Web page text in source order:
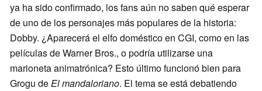
ya ha sido confirmado, los fans aún no saben qué esperar
de uno de los personajes más populares de la historia:
Dobby. ¿Aparecerá el elfo doméstico en CGI, como en las
películas de Warner Bros., o podría utilizarse una
marioneta animatrónica? Esto último funcionó bien para
Grogu deEl mandaloriano. El tema se está debatiendo